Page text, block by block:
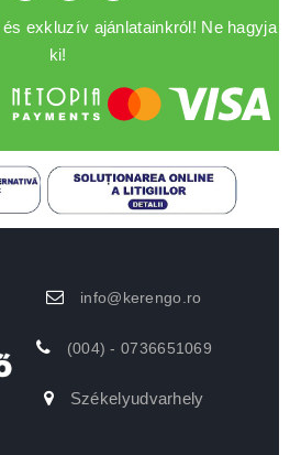
exkluzív ajánlatainkról! Ne hagyja
ki!
info@kerengo.ro
(004) - 0736651069
Székelyudvarhely